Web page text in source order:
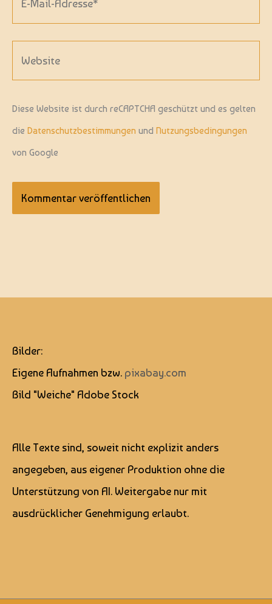
Adresse*
Diese Website ist durch reCAPTCHA geschützt und es gelten
die Datenschutzbestimmungen und Nutzungsbedingungen
von Google
Bilder:
Eigene Aufnahmen bzw. pixabay.com
Bild "Weiche" Adobe Stock
Alle Texte sind, soweit nicht explizit anders
angegeben, aus eigener Produktion ohne die
Unterstützung von AI. Weitergabe nur mit
ausdrücklicher Genehmigung erlaubt.